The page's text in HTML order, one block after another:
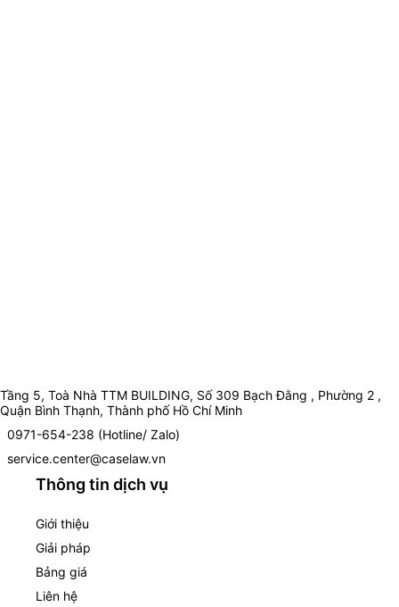
Tầng 5, Toà Nhà TTM BUILDING, Số 309 Bạch Đằng , Phường 2 ,
Quận Bình Thạnh, Thành phố Hồ Chí Minh
0971-654-238 (Hotline/ Zalo)
service.center@caselaw.vn
Thông tin dịch vụ
Giới thiệu
Giải pháp
Bảng giá
Liên hệ